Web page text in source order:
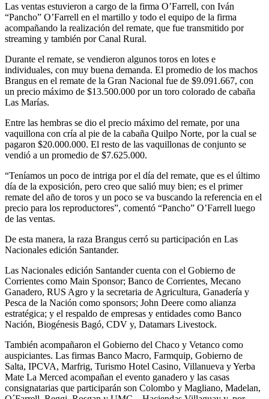
Las ventas estuvieron a cargo de la firma O’Farrell, con Iván
“Pancho” O’Farrell en el martillo y todo el equipo de la firma
acompañando la realización del remate, que fue transmitido por
streaming y también por Canal Rural.
Durante el remate, se vendieron algunos toros en lotes e
individuales, con muy buena demanda. El promedio de los machos
Brangus en el remate de la Gran Nacional fue de $9.091.667, con
un precio máximo de $13.500.000 por un toro colorado de cabaña
Las Marías.
Entre las hembras se dio el precio máximo del remate, por una
vaquillona con cría al pie de la cabaña Quilpo Norte, por la cual se
pagaron $20.000.000. El resto de las vaquillonas de conjunto se
vendió a un promedio de $7.625.000.
“Teníamos un poco de intriga por el día del remate, que es el último
día de la exposición, pero creo que salió muy bien; es el primer
remate del año de toros y un poco se va buscando la referencia en el
precio para los reproductores”, comentó “Pancho” O’Farrell luego
de las ventas.
De esta manera, la raza Brangus cerró su participación en Las
Nacionales edición Santander.
Las Nacionales edición Santander cuenta con el Gobierno de
Corrientes como Main Sponsor; Banco de Corrientes, Mecano
Ganadero, RUS Agro y la secretaria de Agricultura, Ganadería y
Pesca de la Nación como sponsors; John Deere como alianza
estratégica; y el respaldo de empresas y entidades como Banco
Nación, Biogénesis Bagó, CDV y, Datamars Livestock.
También acompañaron el Gobierno del Chaco y Vetanco como
auspiciantes. Las firmas Banco Macro, Farmquip, Gobierno de
Salta, IPCVA, Marfrig, Turismo Hotel Casino, Villanueva y Yerba
Mate La Merced acompañan el evento ganadero y las casas
consignatarias que participarán son Colombo y Magliano, Madelan,